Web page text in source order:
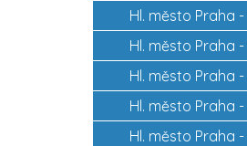
Hl. město Praha -
Hl. město Praha -
Hl. město Praha -
Hl. město Praha -
Hl. město Praha -